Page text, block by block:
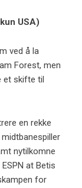
USA)
ved å la
Forest, men
et skifte til
en rekke
nytilkomne
at Betis
for